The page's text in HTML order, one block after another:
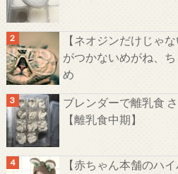
【ネオジンだけじゃ
がつかないめがね、
め
ブレンダーで離乳食
【離乳食中期】
【赤ちゃん本舗のハ